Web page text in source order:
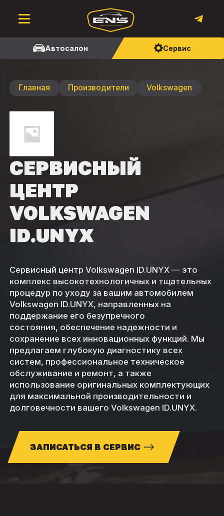
Автосалон Сервис
Главная Производители Volkswagen
СЕРВИСНЫЙ
ЦЕНТР
VOLKSWAGEN
ID.UNYX
Сервисный центр Volkswagen ID.UNYX — это
комплекс высокотехнологичных и тщательных
процедур по уходу за вашим автомобилем
Volkswagen ID.UNYX, направленных на
поддержание его безупречного
состояния, обеспечение надежности и
сохранение всех инновационных функций. Мы
предлагаем глубокую диагностику всех
систем, профессиональное техническое
обслуживание и ремонт, а также
использование оригинальных комплектующих
для максимальной производительности и
долговечности вашего Volkswagen ID.UNYX.
ЗАПИСАТЬСЯ В СЕРВИС